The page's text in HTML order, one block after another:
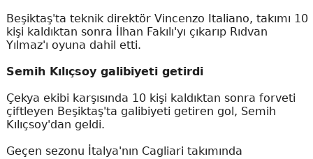
Beşiktaş'ta teknik direktör Vincenzo Italiano, takımı 10
kişi kaldıktan sonra İlhan Fakılı'yı çıkarıp Rıdvan
Yılmaz'ı oyuna dahil etti.
Semih Kılıçsoy galibiyeti getirdi
Çekya ekibi karşısında 10 kişi kaldıktan sonra forveti
çiftleyen Beşiktaş'ta galibiyeti getiren gol, Semih
Kılıçsoy'dan geldi.
Geçen sezonu İtalya'nın Cagliari takımında